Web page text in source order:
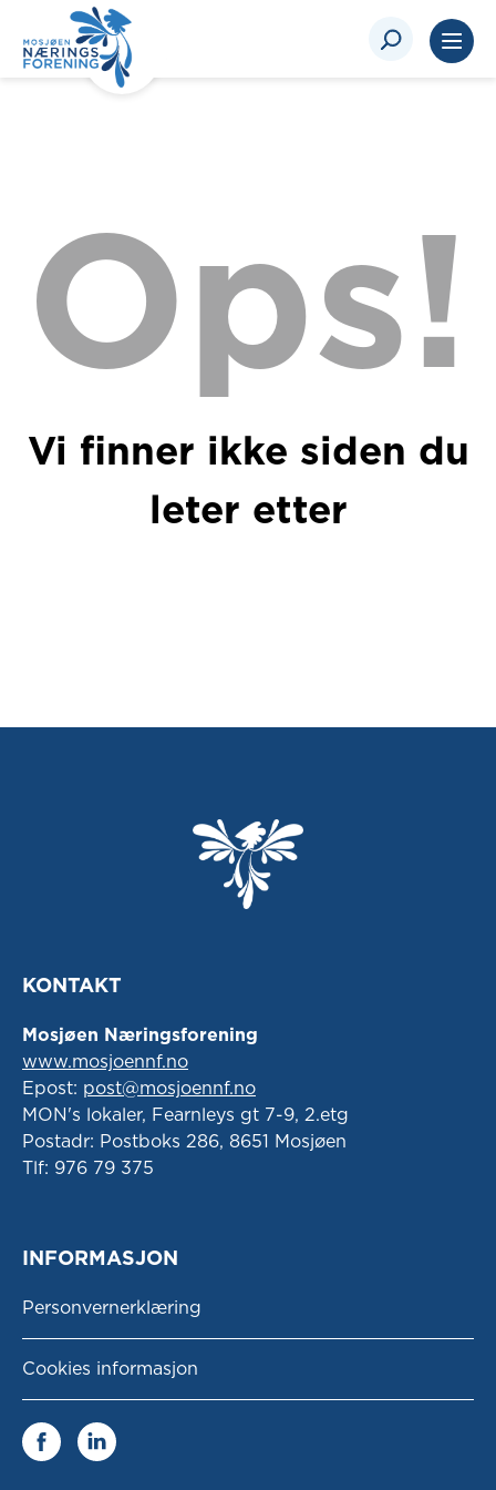
Ops!
Vi finner ikke siden du
leter etter
KONTAKT
Mosjøen Næringsforening
www.mosjoennf.no
Epost: post@mosjoennf.no
MON's lokaler, Fearnleys gt 7-9, 2.etg
Postadr: Postboks 286, 8651 Mosjøen
Tlf: 976 79 375
INFORMASJON
Personvernerklæring
Cookies informasjon